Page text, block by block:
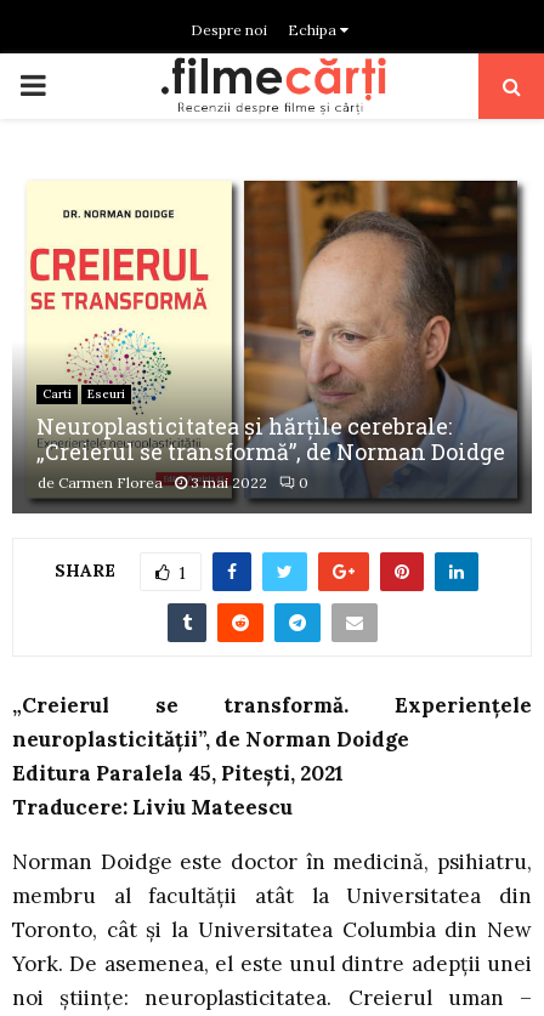
Despre noi Echipa
PRIMARY
Carti Eseuri
Neuroplasticitatea și hărțile cerebrale:
„Creierul se transformă”, de Norman Doidge
de Carmen Florea 3 mai 2022 0
SHARE 1
„Creierul se transformă. Experienţele
neuroplasticităţii”, de Norman Doidge
Editura Paralela 45, Pitești, 2021
Traducere: Liviu Mateescu
Norman Doidge este doctor în medicină, psihiatru,
membru al facultății atât la Universitatea din
Toronto, cât și la Universitatea Columbia din New
York. De asemenea, el este unul dintre adepții unei
noi științe: neuroplasticitatea. Creierul uman –